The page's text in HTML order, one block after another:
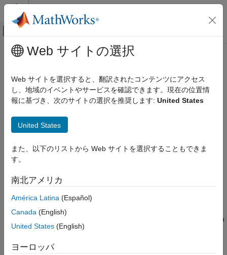
コンテンツへスキップ
オフキャンバス ナビゲーション メ
ドキュメンテーションのホーム
Simulink PLC Coder
Model Architecture and Design
Use Subsystem Instance Name as
Function Block Instance Name
ON THIS PAGE
Description
Recommended Settings
Programmatic Use
メインコンテンツ
Use Subsystem Instance Name as
Function Block Instance Name
Use model subsystem instance name as function block instance
Description
TheUse subsystem instance name as function block
instance nameparameter specifies how you want the software
to name the Function block instances it generates for the
subsystem. When you select this option, the software uses the
subsystem instance name as the name of the Function blocks in
the generated code. By default, the software generates index-
Web サイトの選択
Web サイトを選択すると、翻訳されたコンテンツにアクセス
し、地域のイベントやサービスを確認できます。現在の位置情
報に基づき、次のサイトの選択を推奨します: United States
United States
また、以下のリストから Web サイトを選択することもできま
す。
南北アメリカ
América Latina (Español)
Canada (English)
United States (English)
ヨーロッパ